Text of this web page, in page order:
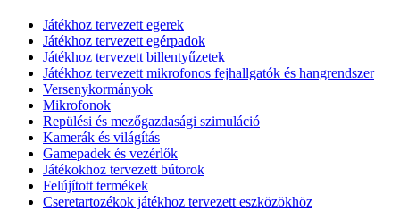
Játékhoz tervezett egerek
Játékhoz tervezett egérpadok
Játékhoz tervezett billentyűzetek
Játékhoz tervezett mikrofonos fejhallgatók és hangrendszer
Versenykormányok
Mikrofonok
Repülési és mezőgazdasági szimuláció
Kamerák és világítás
Gamepadek és vezérlők
Játékokhoz tervezett bútorok
Felújított termékek
Cseretartozékok játékhoz tervezett eszközökhöz